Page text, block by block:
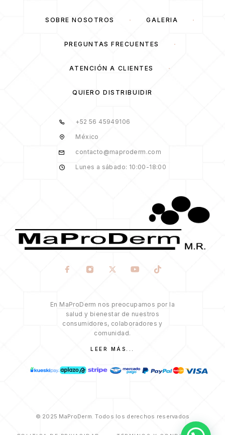
SOBRE NOSOTROS GALERÍA
PREGUNTAS FRECUENTES
ATENCIÓN A CLIENTES
QUIERO DISTRIBUIDIR
+52 56 45949106
México
contacto@maproderm.com
Lunes a sábado: 10:00-18:00
En MaProDerm nos preocupamos por la
salud y bienestar de nuestros
consumidores, colaboradores y
comunidad.
LEER MÁS...
© 2025 MaProDerm. Todos los derechos reservados